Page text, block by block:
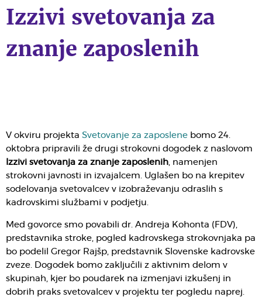
Izzivi svetovanja za
znanje zaposlenih
V okviru projekta Svetovanje za zaposlene bomo 24.
oktobra pripravili že drugi strokovni dogodek z naslovom
Izzivi svetovanja za znanje zaposlenih, namenjen
strokovni javnosti in izvajalcem. Uglašen bo na krepitev
sodelovanja svetovalcev v izobraževanju odraslih s
kadrovskimi službami v podjetju.
Med govorce smo povabili dr. Andreja Kohonta (FDV),
predstavnika stroke, pogled kadrovskega strokovnjaka pa
bo podelil Gregor Rajšp, predstavnik Slovenske kadrovske
zveze. Dogodek bomo zaključili z aktivnim delom v
skupinah, kjer bo poudarek na izmenjavi izkušenj in
dobrih praks svetovalcev v projektu ter pogledu naprej.